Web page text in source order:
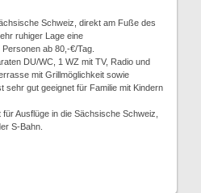
Schweiz, direkt am Fuße des
ruhiger Lage eine
ab 80,-€/Tag.
DU/WC, 1 WZ mit TV, Radio und
mit Grillmöglichkeit sowie
sehr gut geeignet für Familie mit Kindern
Ausflüge in die Sächsische Schweiz,
S-Bahn.